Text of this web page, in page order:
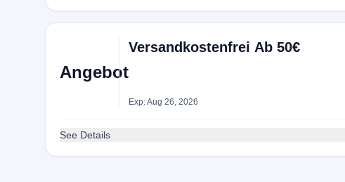
Angebot
Versandkostenfrei Ab 50€
Exp: Aug 26, 2026
See Details